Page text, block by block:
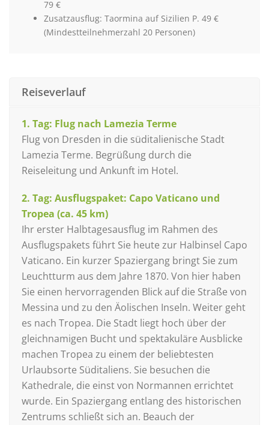
79 €
Zusatzausflug: Taormina auf Sizilien P. 49 €
(Mindestteilnehmerzahl 20 Personen)
Reiseverlauf
1. Tag: Flug nach Lamezia Terme
Flug von Dresden in die süditalienische Stadt
Lamezia Terme. Begrüßung durch die
Reiseleitung und Ankunft im Hotel.
2. Tag: Ausflugspaket: Capo Vaticano und
Tropea (ca. 45 km)
Ihr erster Halbtagesausflug im Rahmen des
Ausflugspakets führt Sie heute zur Halbinsel Capo
Vaticano. Ein kurzer Spaziergang bringt Sie zum
Leuchtturm aus dem Jahre 1870. Von hier haben
Sie einen hervorragenden Blick auf die Straße von
Messina und zu den Äolischen Inseln. Weiter geht
es nach Tropea. Die Stadt liegt hoch über der
gleichnamigen Bucht und spektakuläre Ausblicke
machen Tropea zu einem der beliebtesten
Urlaubsorte Süditaliens. Sie besuchen die
Kathedrale, die einst von Normannen errichtet
wurde. Ein Spaziergang entlang des historischen
Zentrums schließt sich an. Beauch der